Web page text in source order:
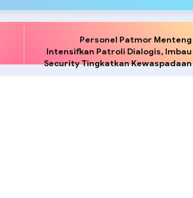
Personel Patmor Menteng
Intensifkan Patroli Dialogis, Imbau
Security Tingkatkan Kewaspadaan